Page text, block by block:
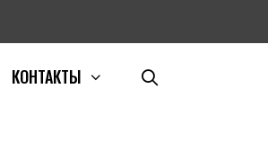
КОНТАКТЫ